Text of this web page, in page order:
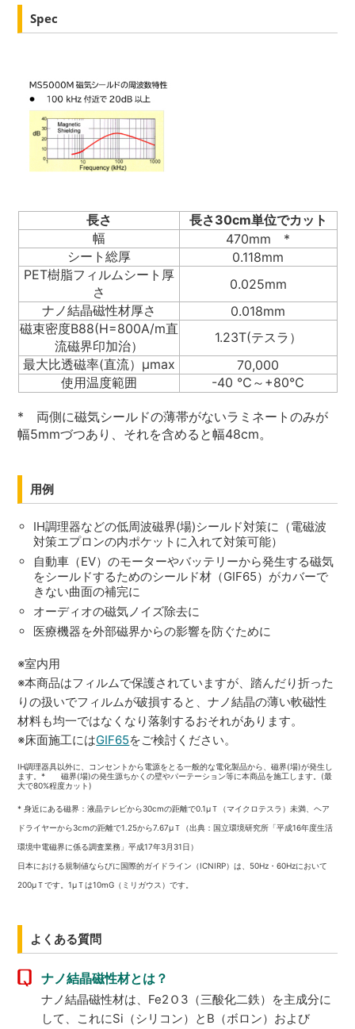
Spec
長さ
長さ30cm単位でカット
幅
470mm *
シート総厚
0.118mm
PET樹脂フィルムシート厚
さ
0.025mm
ナノ結晶磁性材厚さ
0.018mm
磁束密度B88(H=800A/m直
流磁界印加治）
1.23T(テスラ）
最大比透磁率(直流）μmax
70,000
使用温度範囲
-40 ℃～+80℃
* 両側に磁気シールドの薄帯がないラミネートのみが
幅5mmづつあり、それを含めると幅48cm。
用例
IH調理器などの低周波磁界(場)シールド対策に（電磁波
対策エプロンの内ポケットに入れて対策可能）
自動車（EV）のモーターやバッテリーから発生する磁気
をシールドするためのシールド材（GIF65）がカバーで
きない曲面の補完に
オーディオの磁気ノイズ除去に
医療機器を外部磁界からの影響を防ぐために
※室内用
※本商品はフィルムで保護されていますが、踏んだり折った
りの扱いでフィルムが破損すると、ナノ結晶の薄い軟磁性
材料も均一ではなくなり落剝するおそれがあります。
※床面施工にはGIF65をご検討ください。
IH調理器具以外に、コンセントから電源をとる一般的な電化製品から、磁界(場)が発生し
ます。* 磁界(場)の発生源ちかくの壁やパーテーション等に本商品を施工します。(最
大で80%程度カット)
* 身近にある磁界：液晶テレビから30cmの距離で0.1μＴ（マイクロテスラ）未満、ヘア
ドライヤーから3cmの距離で1.25から7.67μＴ（出典：国立環境研究所「平成16年度生活
環境中電磁界に係る調査業務」平成17年3月31日）
日本における規制値ならびに国際的ガイドライン（ICNIRP）は、50Hz・60Hzにおいて
200μＴです。1μＴは10mG（ミリガウス）です。
よくある質問
ナノ結晶磁性材とは？
ナノ結晶磁性材は、Fe2Ｏ3（三酸化二鉄）を主成分に
して、これにSi（シリコン）とB（ボロン）および